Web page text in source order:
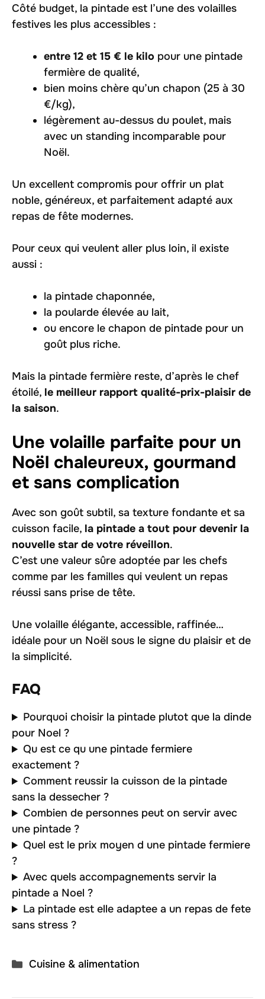
Côté budget, la pintade est l’une des volailles
festives les plus accessibles :
entre 12 et 15 € le kilo pour une pintade
fermière de qualité,
bien moins chère qu’un chapon (25 à 30
€/kg),
légèrement au-dessus du poulet, mais
avec un standing incomparable pour
Noël.
Un excellent compromis pour offrir un plat
noble, généreux, et parfaitement adapté aux
repas de fête modernes.
Pour ceux qui veulent aller plus loin, il existe
aussi :
la pintade chaponnée,
la poularde élevée au lait,
ou encore le chapon de pintade pour un
goût plus riche.
Mais la pintade fermière reste, d’après le chef
étoilé, le meilleur rapport qualité-prix-plaisir de
la saison.
Une volaille parfaite pour un
Noël chaleureux, gourmand
et sans complication
Avec son goût subtil, sa texture fondante et sa
cuisson facile, la pintade a tout pour devenir la
nouvelle star de votre réveillon.
C’est une valeur sûre adoptée par les chefs
comme par les familles qui veulent un repas
réussi sans prise de tête.
Une volaille élégante, accessible, raffinée…
idéale pour un Noël sous le signe du plaisir et de
la simplicité.
FAQ
Pourquoi choisir la pintade plutot que la dinde
pour Noel ?
Qu est ce qu une pintade fermiere
exactement ?
Comment reussir la cuisson de la pintade
sans la dessecher ?
Combien de personnes peut on servir avec
une pintade ?
Quel est le prix moyen d une pintade fermiere
?
Avec quels accompagnements servir la
pintade a Noel ?
La pintade est elle adaptee a un repas de fete
sans stress ?
Catégories
Cuisine & alimentation